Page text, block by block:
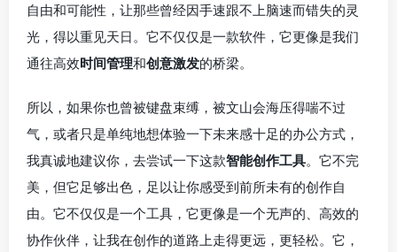
自由和可能性，让那些曾经因手速跟不上脑速而错失的灵
光，得以重见天日。它不仅仅是一款软件，它更像是我们
通往高效时间管理和创意激发的桥梁。
所以，如果你也曾被键盘束缚，被文山会海压得喘不过
气，或者只是单纯地想体验一下未来感十足的办公方式，
我真诚地建议你，去尝试一下这款智能创作工具。它不完
美，但它足够出色，足以让你感受到前所未有的创作自
由。它不仅仅是一个工具，它更像是一个无声的、高效的
协作伙伴，让我在创作的道路上走得更远，更轻松。它，